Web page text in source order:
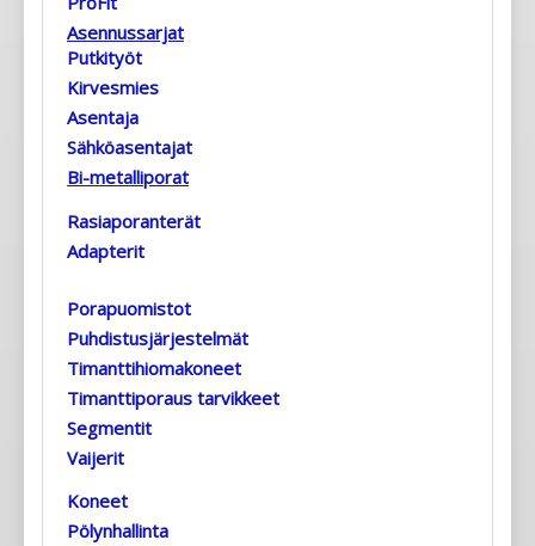
Asennussarjat
Putkityöt
Kirvesmies
Asentaja
Sähköasentajat
Bi-metalliporat
Rasiaporanterät
Adapterit
Porapuomistot
Puhdistusjärjestelmät
Timanttihiomakoneet
Timanttiporaus tarvikkeet
Segmentit
Vaijerit
Koneet
Pölynhallinta